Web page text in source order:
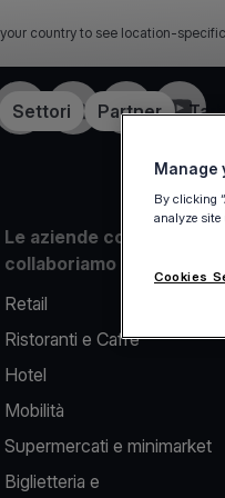
country to see location-
Settori Partner
X LinkedInInstagramYouTube
Le aziende con cui
collaboriamo
Retail
Ristoranti e Caffè
Hotel
Mobilità
Supermercati e minimarket
Biglietteria e
Manage
By clicking
analyze
Cookies